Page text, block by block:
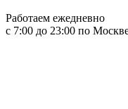
Работаем ежедневно
с 7:00 до 23:00 по